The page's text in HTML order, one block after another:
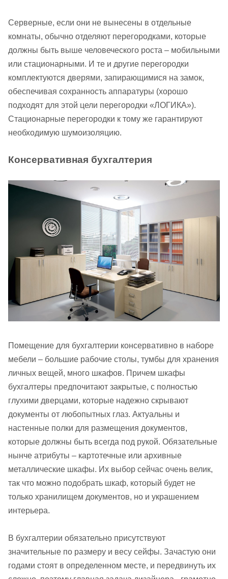
Серверные, если они не вынесены в отдельные
комнаты, обычно отделяют перегородками, которые
должны быть выше человеческого роста – мобильными
или стационарными. И те и другие перегородки
комплектуются дверями, запирающимися на замок,
обеспечивая сохранность аппаратуры (хорошо
подходят для этой цели перегородки «ЛОГИКА»).
Стационарные перегородки к тому же гарантируют
необходимую шумоизоляцию.
Консервативная бухгалтерия
Помещение для бухгалтерии консервативно в наборе
мебели – большие рабочие столы, тумбы для хранения
личных вещей, много шкафов. Причем шкафы
бухгалтеры предпочитают закрытые, с полностью
глухими дверцами, которые надежно скрывают
документы от любопытных глаз. Актуальны и
настенные полки для размещения документов,
которые должны быть всегда под рукой. Обязательные
нынче атрибуты – картотечные или архивные
металлические шкафы. Их выбор сейчас очень велик,
так что можно подобрать шкаф, который будет не
только хранилищем документов, но и украшением
интерьера.
В бухгалтерии обязательно присутствуют
значительные по размеру и весу сейфы. Зачастую они
годами стоят в определенном месте, и передвинуть их